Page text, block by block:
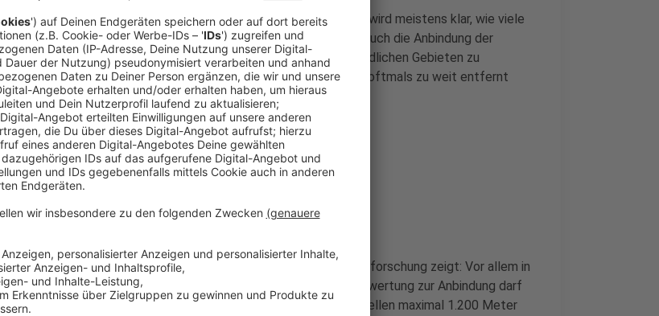
Immer mal wieder wird momentan der ÖPNV bestreikt. Erst dann wird meistens klar, wie viele
Leute auf den öffentlichen Nahverkehr angewiesen sind. Oft ist auch die Anbindung der
Menschen an den ÖPNV ein Thema. Der ÖPNV sei vor allem in ländlichen Gebieten zu
unattraktiv, da es nur wenige Verbindungen gibt und Haltestellen oftmals zu weit entfernt
sind. Eine neue Statistik gibt nun Rückschlüsse:
Anzeige
Das zeigt die neue Statistik
Anzeige
Eine neue Abfrage des Bundesinstituts für Bau-, Stadt- und Raumforschung zeigt: Vor allem in
NRW ist die Anbindung an den ÖPNV oftmals sehr gut. Bei der Bewertung zur Anbindung darf
eine Bushaltestelle maximal 600 Meter Luftlinie und Bahnhaltestellen maximal 1.200 Meter